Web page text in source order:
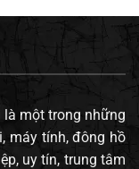
một trong những
máy tính, đông hồ
uy tín, trung tâm